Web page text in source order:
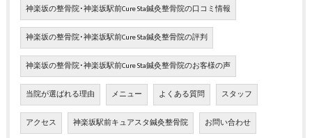
神楽坂の整骨院･神楽坂駅前Cure Sta鍼灸整骨院の口コミ情報
神楽坂の整骨院･神楽坂駅前Cure Sta鍼灸整骨院の評判
神楽坂の整骨院･神楽坂駅前Cure Sta鍼灸整骨院のお客様の声
当院が選ばれる理由 メニュー よくある質問 スタッフ
アクセス 神楽坂駅前キュアスタ鍼灸整骨院 お問い合わせ